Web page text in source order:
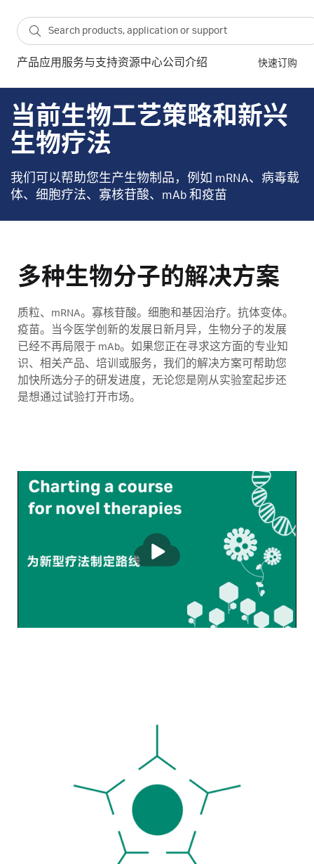
产品应用 服务与支持资源中心公司介绍 快速订购
当前生物工艺策略和新兴
生物疗法
我们可以帮助您生产生物制品，例如 mRNA、病毒载
体、细胞疗法、寡核苷酸、mAb 和疫苗
多种生物分子的解决方案
质粒、mRNA。寡核苷酸。细胞和基因治疗。抗体变体。
疫苗。当今医学创新的发展日新月异，生物分子的发展
已经不再局限于 mAb。如果您正在寻求这方面的专业知
识、相关产品、培训或服务，我们的解决方案可帮助您
加快所选分子的研发进度，无论您是刚从实验室起步还
是想通过试验打开市场。